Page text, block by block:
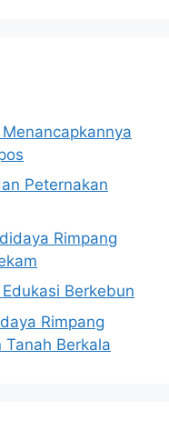
Peternakan
Rimpang
Berkebun
Rimpang
Berkala